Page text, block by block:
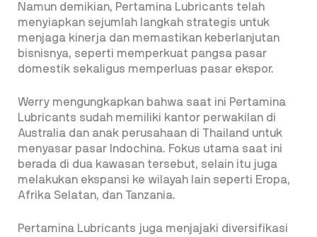
Namun demikian, Pertamina Lubricants telah
menyiapkan sejumlah langkah strategis untuk
menjaga kinerja dan memastikan keberlanjutan
bisnisnya, seperti memperkuat pangsa pasar
domestik sekaligus memperluas pasar ekspor.
Werry mengungkapkan bahwa saat ini Pertamina
Lubricants sudah memiliki kantor perwakilan di
Australia dan anak perusahaan di Thailand untuk
menyasar pasar Indochina. Fokus utama saat ini
berada di dua kawasan tersebut, selain itu juga
melakukan ekspansi ke wilayah lain seperti Eropa,
Afrika Selatan, dan Tanzania.
Pertamina Lubricants juga menjajaki diversifikasi